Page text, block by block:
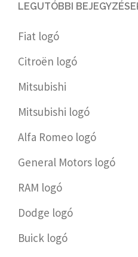
LEGUTÓBBI
Fiat logó
Citroën logó
Mitsubishi
Mitsubishi logó
Alfa Romeo logó
General Motors logó
RAM logó
Dodge logó
Buick logó